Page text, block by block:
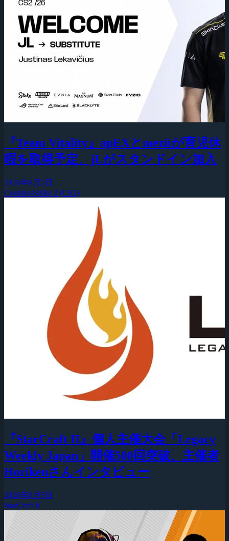
『Team Vitality』apEXとmeziiが育児休
暇を取得予定、jLがスタンドイン加入
2026年8月5日
Counter-Strike 2 (CS2)
『StarCraft II』個人主催大会「Legacy
Weekly Japan」開催500回突破、主催者
Horikenさんインタビュー
2026年8月5日
StarCraft II